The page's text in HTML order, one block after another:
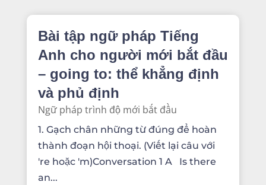
Bài tập ngữ pháp Tiếng
Anh cho người mới bắt đầu
– going to: thể khẳng định
và phủ định
Ngữ pháp trình độ mới bắt đầu
1. Gạch chân những từ đúng để hoàn
thành đoạn hội thoại. (Viết lại câu với
're hoặc 'm)Conversation 1 A Is there
an...